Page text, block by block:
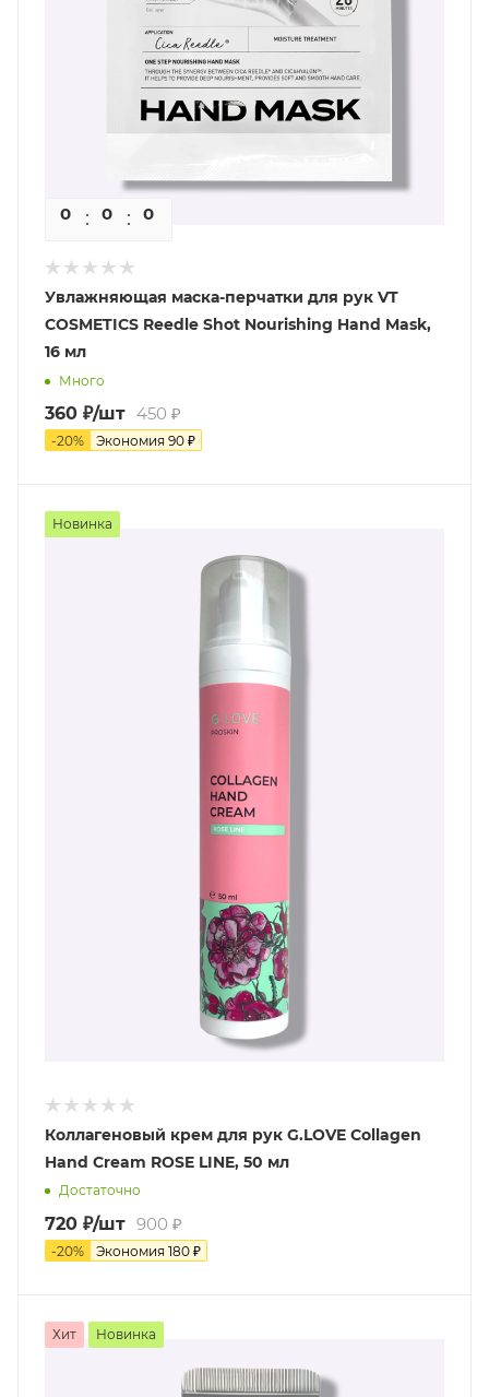
0 0 0
Увлажняющая маска-перчатки для рук VT
COSMETICS Reedle Shot Nourishing Hand Mask,
16 мл
Много
360 ₽/шт 450 ₽
-20% Экономия 90 ₽
Новинка
Коллагеновый крем для рук G.LOVE Collagen
Hand Cream ROSE LINE, 50 мл
Достаточно
720 ₽/шт 900 ₽
-20% Экономия 180 ₽
Хит Новинка